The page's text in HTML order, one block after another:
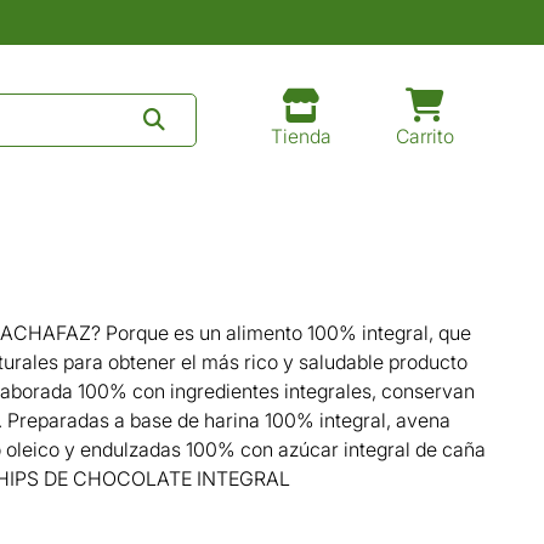
Tienda Carrito
Porque es un alimento 100% integral, que
para obtener el más rico y saludable producto
100% con ingredientes integrales, conservan
a base de harina 100% integral, avena
y endulzadas 100% con azúcar integral de caña
DE CHOCOLATE INTEGRAL